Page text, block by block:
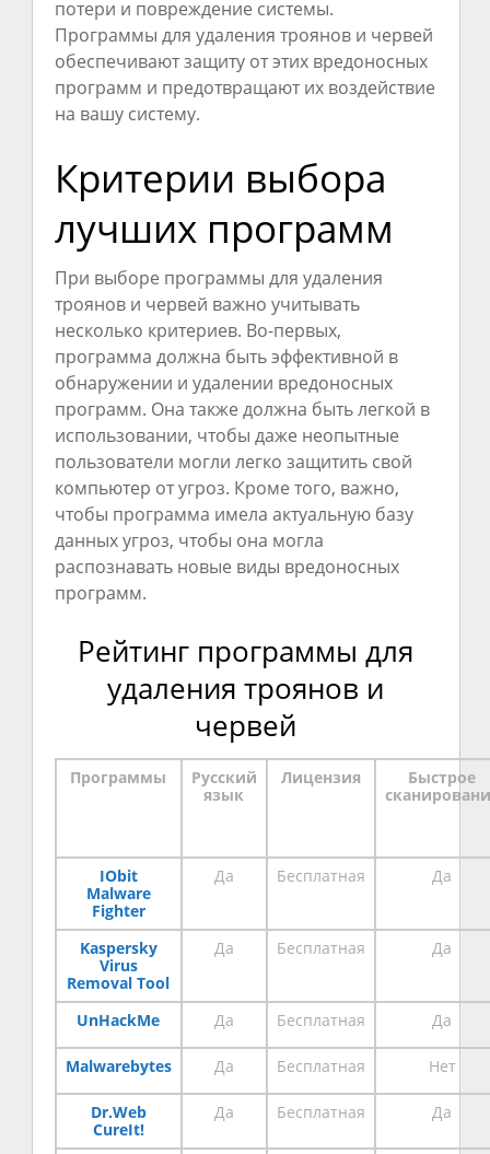
потери и повреждение системы.
Программы для удаления троянов и червей
обеспечивают защиту от этих вредоносных
программ и предотвращают их воздействие
на вашу систему.
Критерии выбора
лучших программ
При выборе программы для удаления
троянов и червей важно учитывать
несколько критериев. Во-первых,
программа должна быть эффективной в
обнаружении и удалении вредоносных
программ. Она также должна быть легкой в
использовании, чтобы даже неопытные
пользователи могли легко защитить свой
компьютер от угроз. Кроме того, важно,
чтобы программа имела актуальную базу
данных угроз, чтобы она могла
распознавать новые виды вредоносных
программ.
Рейтинг программы для
удаления троянов и
червей
Программы
Русский
язык
Лицензия
Быстрое
IObit
Malware
Fighter
Да Бесплатная Да
Kaspersky
Virus
Removal Tool
Да Бесплатная Да
UnHackMe Да Бесплатная Да
Malwarebytes Да Бесплатная Нет
Dr.Web
CureIt!
Да Бесплатная Да